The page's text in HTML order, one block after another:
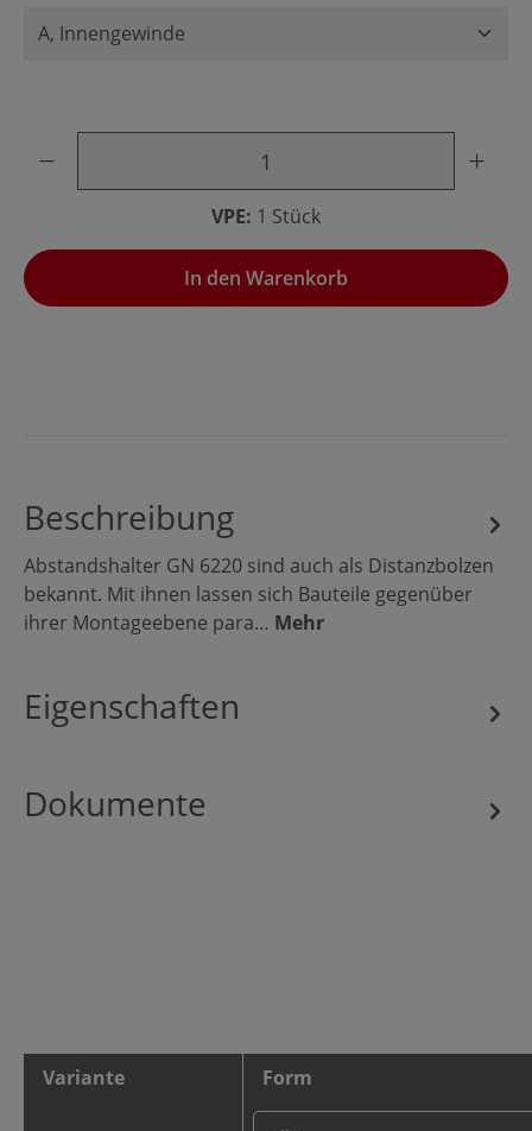
VPE: 1 Stück
In den Warenkorb
Beschreibung
Abstandshalter GN 6220 sind auch als Distanzbolzen
bekannt. Mit ihnen lassen sich Bauteile gegenüber
ihrer Montageebene para… Mehr
Eigenschaften
Dokumente
Variante Form